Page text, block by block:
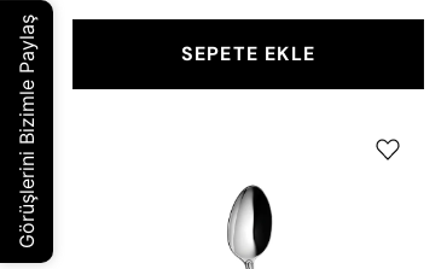
SEPETE EKLE
Çay
Kaşık